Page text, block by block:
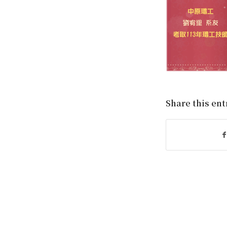
Share this